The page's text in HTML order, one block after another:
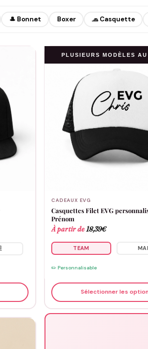
🎩 Bonnet Boxer 🧢 Casquette
PLUSIEURS MODÈLES
CADEAUX EVG
Casquettes Filet EVG
Prénom
À partir de 18,39€
TEAM
✏️ Personnalisable
Sélectionner les